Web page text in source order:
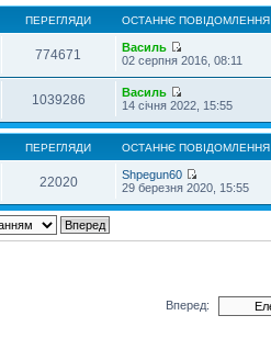
ПЕРЕГЛЯДИ ОСТАННЄ ПОВІДОМЛЕННЯ
774671
Василь
02 серпня 2016, 08:11
1039286
Василь
14 січня 2022, 15:55
ПЕРЕГЛЯДИ ОСТАННЄ ПОВІДОМЛЕННЯ
22020
Shpegun60
29 березня 2020, 15:55
Вперед: